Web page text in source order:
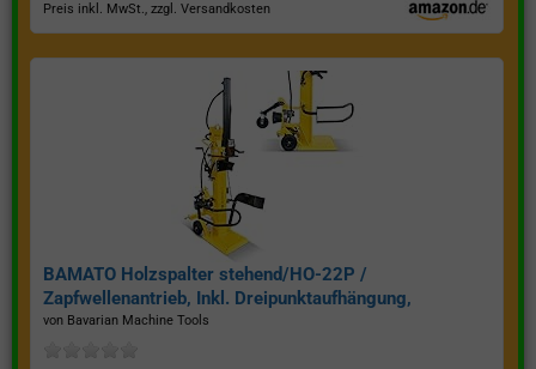
Preis inkl. MwSt., zzgl. Versandkosten
BAMATO Holzspalter stehend/HO-22P /
Zapfwellenantrieb, Inkl. Dreipunktaufhängung,
Spaltkraft 22 Tonnen*
von Bavarian Machine Tools